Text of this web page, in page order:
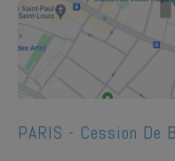
1 / 1
PARIS - Cession De